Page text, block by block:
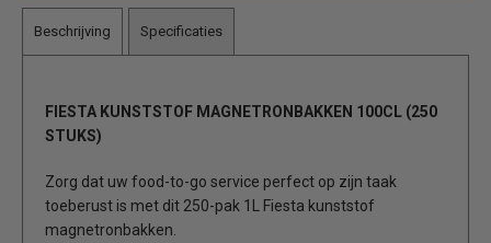
Beschrijving Specificaties
FIESTA KUNSTSTOF MAGNETRONBAKKEN 100CL (250
STUKS)
Zorg dat uw food-to-go service perfect op zijn taak
toeberust is met dit 250-pak 1L Fiesta kunststof
magnetronbakken.